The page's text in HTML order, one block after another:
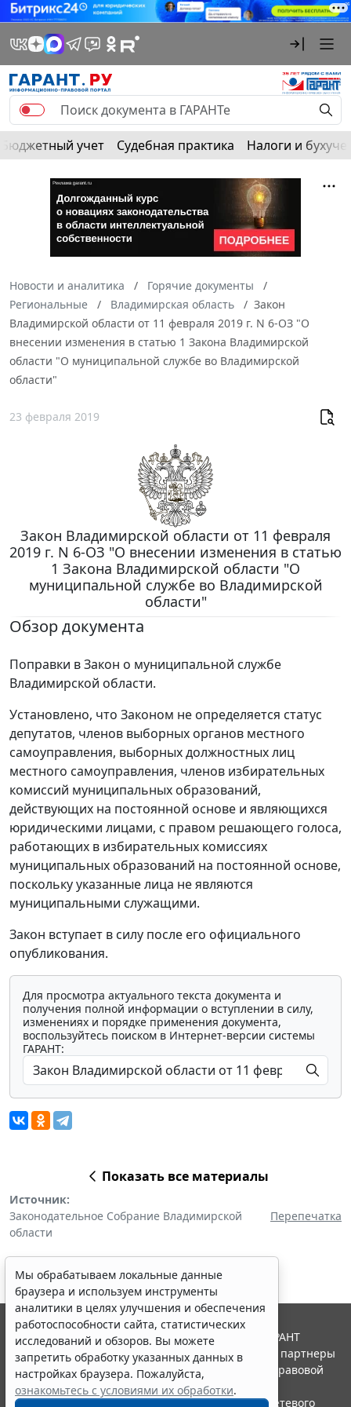
Бюджетный учет Судебная практика Налоги и
Новости и аналитика
Горячие документы
Региональные
Владимирская область
Закон
Владимирской области от 11 февраля 2019 г. N 6-ОЗ "О
внесении изменения в статью 1 Закона Владимирской
области "О муниципальной службе во Владимирской
области"
23 февраля 2019
Закон Владимирской области от 11 февраля
2019 г. N 6-ОЗ "О внесении изменения в статью
1 Закона Владимирской области "О
муниципальной службе во Владимирской
области"
Обзор документа
Поправки в Закон о муниципальной службе
Владимирской области.
Установлено, что Законом не определяется статус
депутатов, членов выборных органов местного
самоуправления, выборных должностных лиц
местного самоуправления, членов избирательных
комиссий муниципальных образований,
действующих на постоянной основе и являющихся
юридическими лицами, с правом решающего голоса,
работающих в избирательных комиссиях
муниципальных образований на постоянной основе,
поскольку указанные лица не являются
муниципальными служащими.
Закон вступает в силу после его официального
опубликования.
Для просмотра актуального текста документа и
получения полной информации о вступлении в силу,
изменениях и порядке применения документа,
воспользуйтесь поиском в Интернет-версии системы
ГАРАНТ:
Показать все материалы
Источник:
Законодательное Собрание Владимирской
области
Перепечатка
Мы обрабатываем локальные данные
браузера и используем инструменты
аналитики в целях улучшения и обеспечения
работоспособности сайта, статистических
исследований и обзоров. Вы можете
запретить обработку указанных данных в
настройках браузера. Пожалуйста,
ознакомьтесь с условиями их обработки.
© ООО "НПП "ГАРАНТ-СЕРВИС", 2026. Система ГАРАНТ
выпускается с 1990 года. Компания "Гарант" и ее партнеры
являются участниками Российской ассоциации правовой
информации ГАРАНТ.
Портал ГАРАНТ.РУ зарегистрирован в качестве сетевого